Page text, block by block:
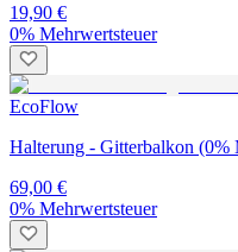
19,90 €
0% Mehrwertsteuer
EcoFlow
Halterung - Gitterbalkon
69,00 €
0% Mehrwertsteuer